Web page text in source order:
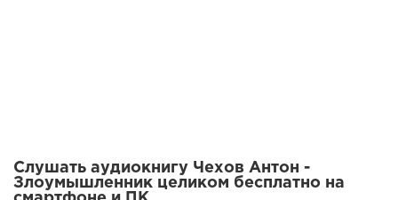
Слушать аудиокнигу Чехов Антон -
Злоумышленник целиком бесплатно на